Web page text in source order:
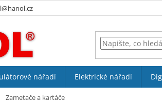
nářadí Elektrické nářadí
Zametače a kartáče